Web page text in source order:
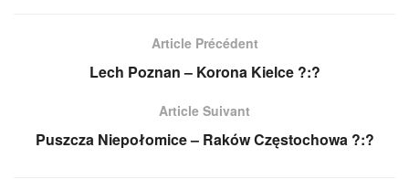
Article Précédent
Lech Poznan – Korona Kielce ?:?
Article Suivant
Puszcza Niepołomice – Raków Częstochowa ?:?